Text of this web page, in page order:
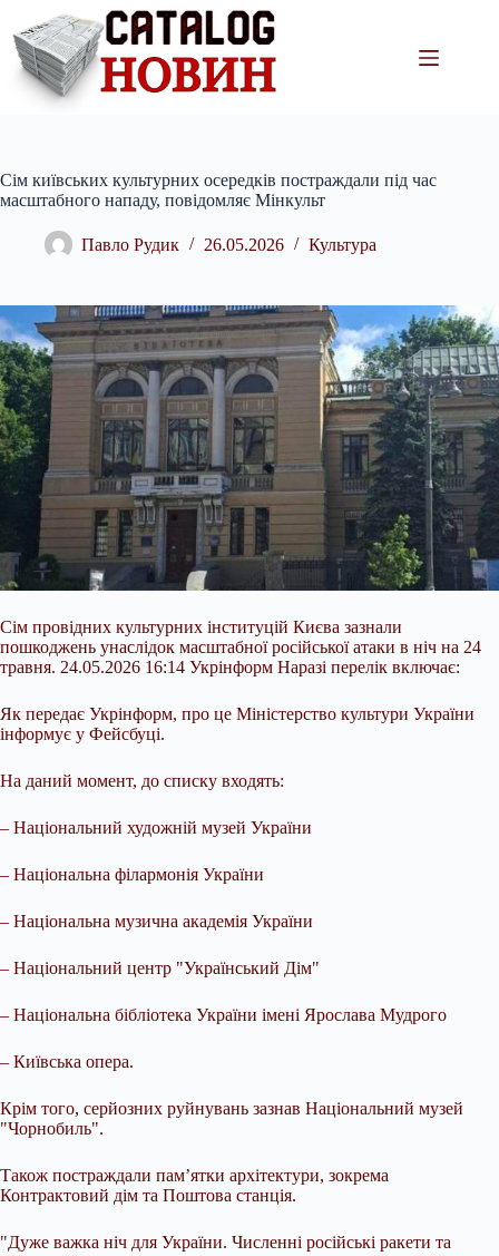
вмісту
Сім київських культурних осередків постраждали під час
масштабного нападу, повідомляє Мінкульт
Павло Рудик 26.05.2026 Культура
Сім провідних культурних інституцій Києва зазнали
пошкоджень унаслідок масштабної російської атаки в ніч на 24
травня. 24.05.2026 16:14 Укрінформ Наразі перелік включає:
Як передає Укрінформ, про це Міністерство культури України
інформує у Фейсбуці.
На даний момент, до списку входять:
– Національний художній музей України
– Національна філармонія України
– Національна музична академія України
– Національний центр "Український Дім"
– Національна бібліотека України імені Ярослава Мудрого
– Київська опера.
Крім того, серйозних руйнувань зазнав Національний музей
"Чорнобиль".
Також постраждали пам’ятки архітектури, зокрема
Контрактовий дім та Поштова станція.
"Дуже важка ніч для України. Численні російські ракети та